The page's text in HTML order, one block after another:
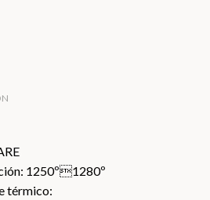
1250º1280º
térmico: